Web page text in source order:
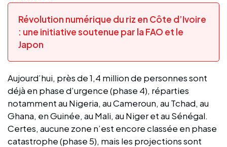
Révolution numérique du riz en Côte d’Ivoire
: une initiative soutenue par la FAO et le
Japon
Aujourd’hui, près de 1,4 million de personnes sont
déjà en phase d’urgence (phase 4), réparties
notamment au Nigeria, au Cameroun, au Tchad, au
Ghana, en Guinée, au Mali, au Niger et au Sénégal.
Certes, aucune zone n’est encore classée en phase
catastrophe (phase 5), mais les projections sont